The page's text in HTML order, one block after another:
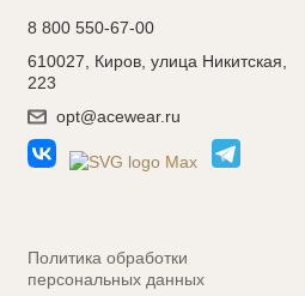
8 800 550-67-00
610027, Киров, улица Никитская,
223
opt@acewear.ru
Политика обработки
персональных данных